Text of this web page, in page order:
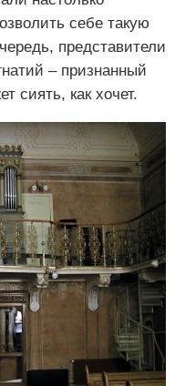
себе такую
представители
– признанный
сиять, как хочет.